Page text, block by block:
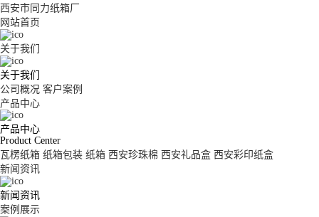
西安市同力纸箱厂
网站首页
关于我们
关于我们
公司概况 客户案例
产品中心
产品中心
Product Center
瓦楞纸箱 纸箱包装 纸箱 西安珍珠棉 西安礼品盒 西安彩印纸盒
新闻资讯
新闻资讯
案例展示